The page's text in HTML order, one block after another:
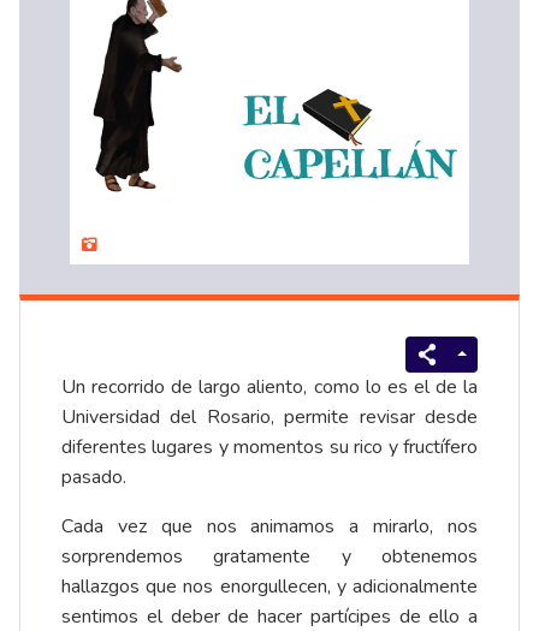
Un recorrido de largo aliento, como lo es el de la
Universidad del Rosario, permite revisar desde
diferentes lugares y momentos su rico y fructífero
pasado.
Cada vez que nos animamos a mirarlo, nos
sorprendemos gratamente y obtenemos
hallazgos que nos enorgullecen, y adicionalmente
sentimos el deber de hacer partícipes de ello a